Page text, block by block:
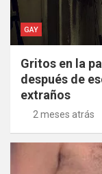
GAY
Gritos en la
después de
extraños
2 meses atrás